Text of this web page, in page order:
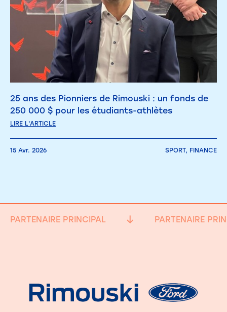
25 ans des Pionniers de Rimouski : un fonds de
250 000 $ pour les étudiants-athlètes
LIRE L'ARTICLE
15 Avr. 2026 SPORT, FINANCE
PARTENAIRE PRINCIPAL PARTENAIRE